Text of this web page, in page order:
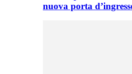
nuova porta